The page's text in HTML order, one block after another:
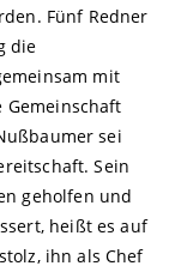
Fünf Redner
die
mit
sei
Sein
geholfen und
heißt es auf
ihn als Chef